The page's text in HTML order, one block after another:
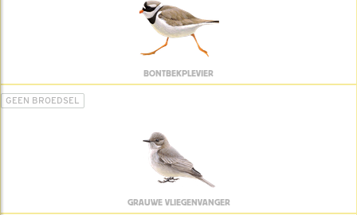
BONTBEKPLEVIER
GEEN BROEDSEL
GRAUWE VLIEGENVANGER